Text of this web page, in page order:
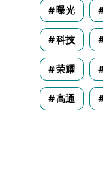
曝光
科技
荣耀
高通